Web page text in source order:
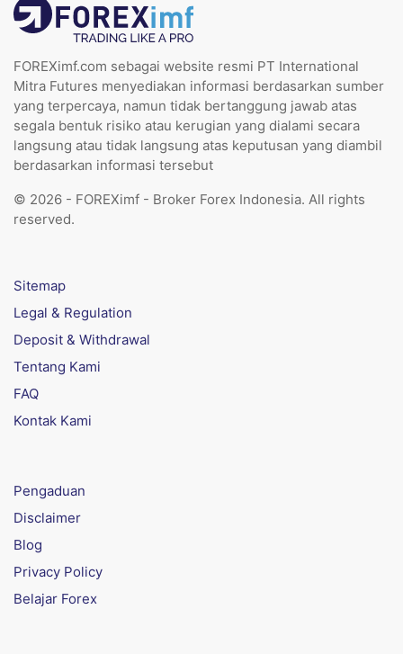
FOREXimf.com sebagai website resmi PT International
Mitra Futures menyediakan informasi berdasarkan sumber
yang terpercaya, namun tidak bertanggung jawab atas
segala bentuk risiko atau kerugian yang dialami secara
langsung atau tidak langsung atas keputusan yang diambil
berdasarkan informasi tersebut
© 2026 - FOREXimf - Broker Forex Indonesia. All rights
reserved.
Sitemap
Legal & Regulation
Deposit & Withdrawal
Tentang Kami
FAQ
Kontak Kami
Pengaduan
Disclaimer
Blog
Privacy Policy
Belajar Forex